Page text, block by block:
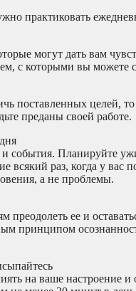
практиковать
могут дать вам
с которыми вы
поставленных целей,
преданы своей работе.
и события. Планируйте
раз, когда у вас
а не проблемы.
ее и
принципом
на ваше настроение